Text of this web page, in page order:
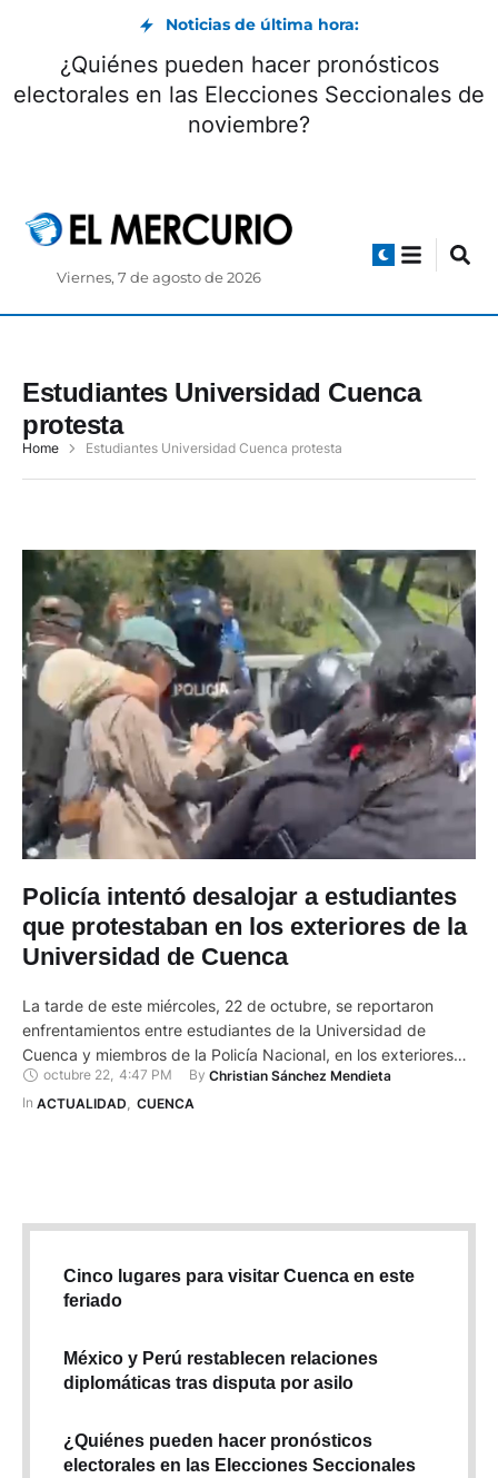
Noticias de última hora:
¿Quiénes pueden hacer pronósticos
electorales en las Elecciones Seccionales de
noviembre?
Viernes, 7 de agosto de 2026
Estudiantes Universidad Cuenca
protesta
Home Estudiantes Universidad Cuenca protesta
Policía intentó desalojar a estudiantes
que protestaban en los exteriores de la
Universidad de Cuenca
La tarde de este miércoles, 22 de octubre, se reportaron
enfrentamientos entre estudiantes de la Universidad de
Cuenca y miembros de la Policía Nacional, en los exteriores
de este centro de estudios. Y es que los universitarios
cerraron la avenida Doce de Abril como medida de protesta
octubre 22, 4:47 PM By Christian Sánchez Mendieta
In ACTUALIDAD CUENCA
Cinco lugares para visitar Cuenca en este
feriado
México y Perú restablecen relaciones
diplomáticas tras disputa por asilo
¿Quiénes pueden hacer pronósticos
electorales en las Elecciones Seccionales